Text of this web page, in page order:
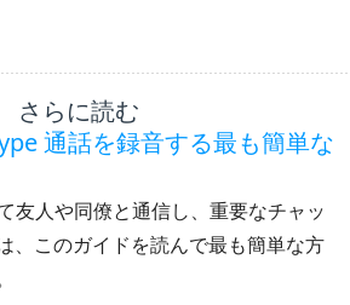
さらに読む
通話を録音する最も簡単な
友人や同僚と通信し、重要なチャッ
、このガイドを読んで最も簡単な方